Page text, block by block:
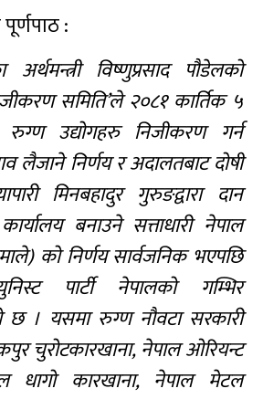
:
विष्णुप्रसाद पौडेलको
समिति’ले २०८१ कार्तिक ५
उद्योगहरु निजीकरण गर्न
लैजाने निर्णय र अदालतबाट दोषी
मिनबहादुर गुरुङद्वारा दान
बनाउने सत्ताधारी नेपाल
को निर्णय सार्वजनिक भएपछि
पार्टी नेपालको गम्भिर
छ । यसमा रुग्ण नौवटा सरकारी
चुरोटकारखाना, नेपाल ओरियन्ट
धागो कारखाना, नेपाल मेटल